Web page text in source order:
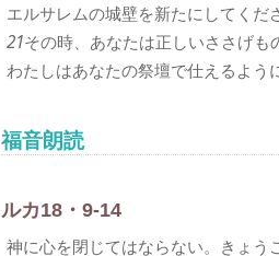
エルサレムの城壁を新たにしてくだ
21その時、あなたは正しいささげも
わたしはあなたの祭壇で仕えるよう
福音朗読
ルカ18・9-14
神に心を閉じてはならない。きょう